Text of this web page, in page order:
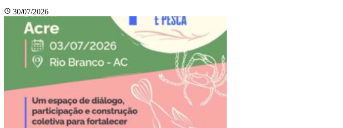
30/07/2026